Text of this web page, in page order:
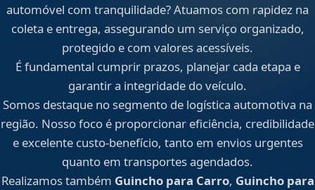
automóvel com tranquilidade? Atuamos com rapidez na
coleta e entrega, assegurando um serviço organizado,
protegido e com valores acessíveis.
É fundamental cumprir prazos, planejar cada etapa e
garantir a integridade do veículo.
Somos destaque no segmento de logística automotiva na
região. Nosso foco é proporcionar eficiência, credibilidade
e excelente custo-benefício, tanto em envios urgentes
quanto em transportes agendados.
Realizamos também Guincho para Carro, Guincho para